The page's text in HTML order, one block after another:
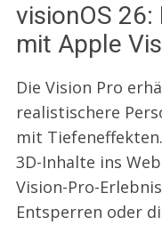
visionOS 26:
mit Apple
Die Vision Pro
realistischere
mit Tiefeneffekten.
3D-Inhalte ins
Vision-Pro-
Entsperren oder